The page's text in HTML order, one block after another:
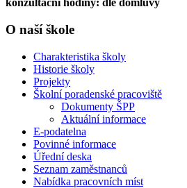
konzultační hodiny: dle domluvy
O naší škole
Charakteristika školy
Historie školy
Projekty
Školní poradenské pracoviště
Dokumenty ŠPP
Aktuální informace
E-podatelna
Povinné informace
Úřední deska
Seznam zaměstnanců
Nabídka pracovních míst